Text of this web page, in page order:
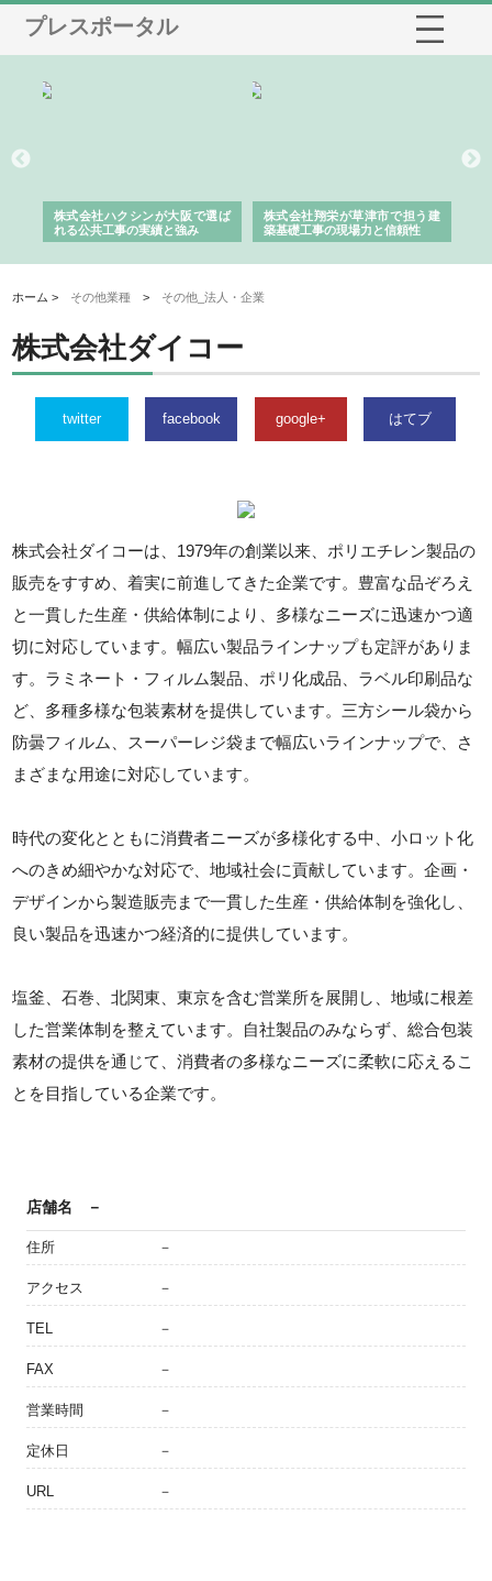
プレスポータル
株式会社ハクシンが大阪で選ば
れる公共工事の実績と強み
株式会社翔栄が草津市で担う建
築基礎工事の現場力と信頼性
ホーム > その他業種 > その他_法人・企業
株式会社ダイコー
twitter facebook google+ はてブ
株式会社ダイコーは、1979年の創業以来、ポリエチレン製品の
販売をすすめ、着実に前進してきた企業です。豊富な品ぞろえ
と一貫した生産・供給体制により、多様なニーズに迅速かつ適
切に対応しています。幅広い製品ラインナップも定評がありま
す。ラミネート・フィルム製品、ポリ化成品、ラベル印刷品な
ど、多種多様な包装素材を提供しています。三方シール袋から
防曇フィルム、スーパーレジ袋まで幅広いラインナップで、さ
まざまな用途に対応しています。
時代の変化とともに消費者ニーズが多様化する中、小ロット化
へのきめ細やかな対応で、地域社会に貢献しています。企画・
デザインから製造販売まで一貫した生産・供給体制を強化し、
良い製品を迅速かつ経済的に提供しています。
塩釜、石巻、北関東、東京を含む営業所を展開し、地域に根差
した営業体制を整えています。自社製品のみならず、総合包装
素材の提供を通じて、消費者の多様なニーズに柔軟に応えるこ
とを目指している企業です。
店舗名 －
住所 －
アクセス －
TEL －
FAX －
営業時間 －
定休日 －
URL －